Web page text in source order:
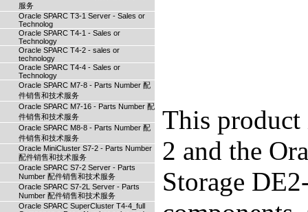
服务
Oracle SPARC T3-1 Server - Sales or
Technolog
Oracle SPARC T4-1 - Sales or
Technology
Oracle SPARC T4-2 - sales or
technology
Oracle SPARC T4-4 - Sales or
Technology
Oracle SPARC M7-8 - Parts Number 配
件销售和技术服务
Oracle SPARC M7-16 - Parts Number 配
件销售和技术服务
Oracle SPARC M8-8 - Parts Number 配
件销售和技术服务
Oracle MiniCluster S7-2 - Parts Number
配件销售和技术服务
Oracle SPARC S7-2 Server - Parts
Number 配件销售和技术服务
Oracle SPARC S7-2L Server - Parts
Number 配件销售和技术服务
Oracle SPARC SuperCluster T4-4_full
This product
2 and the
Storage